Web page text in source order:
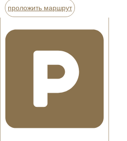
проложить маршрут